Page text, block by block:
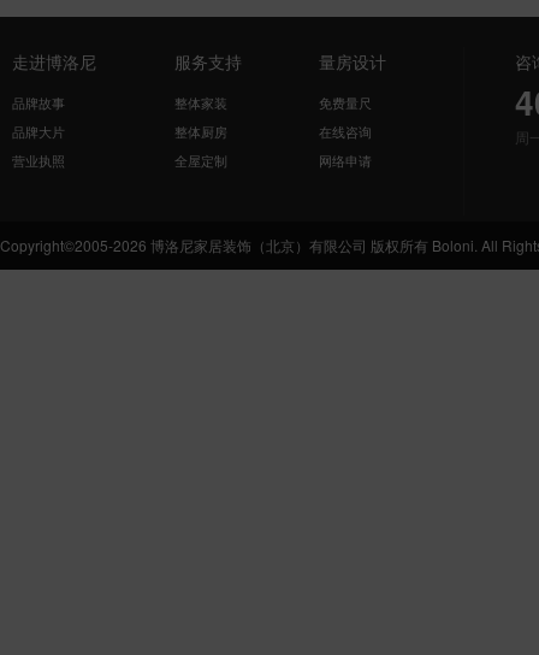
走进博洛尼
品牌故事
品牌大片
营业执照
服务支持
整体家装
整体厨房
全屋定制
量房设计
免费量尺
在线咨询
网络申请
咨
周
Copyright©2005-2026 博洛尼家居装饰（北京）有限公司 版权所有 Boloni. All